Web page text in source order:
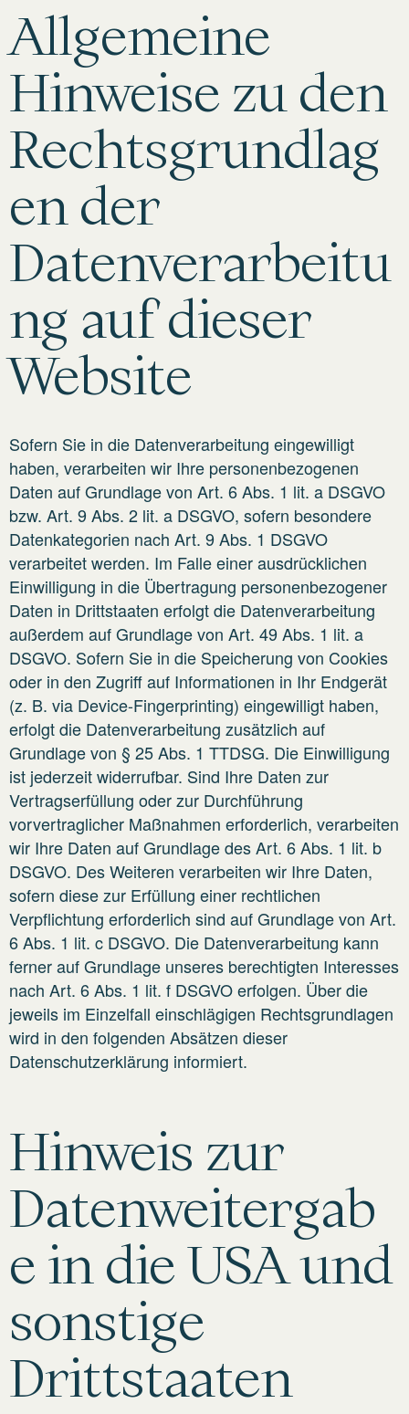
Allgemeine
Hinweise zu den
Rechtsgrundlag
en der
Datenverarbeitu
ng auf dieser
Website
Sofern Sie in die Datenverarbeitung eingewilligt
haben, verarbeiten wir Ihre personenbezogenen
Daten auf Grundlage von Art. 6 Abs. 1 lit. a DSGVO
bzw. Art. 9 Abs. 2 lit. a DSGVO, sofern besondere
Datenkategorien nach Art. 9 Abs. 1 DSGVO
verarbeitet werden. Im Falle einer ausdrücklichen
Einwilligung in die Übertragung personenbezogener
Daten in Drittstaaten erfolgt die Datenverarbeitung
außerdem auf Grundlage von Art. 49 Abs. 1 lit. a
DSGVO. Sofern Sie in die Speicherung von Cookies
oder in den Zugriff auf Informationen in Ihr Endgerät
(z. B. via Device-Fingerprinting) eingewilligt haben,
erfolgt die Datenverarbeitung zusätzlich auf
Grundlage von § 25 Abs. 1 TTDSG. Die Einwilligung
ist jederzeit widerrufbar. Sind Ihre Daten zur
Vertragserfüllung oder zur Durchführung
vorvertraglicher Maßnahmen erforderlich, verarbeiten
wir Ihre Daten auf Grundlage des Art. 6 Abs. 1 lit. b
DSGVO. Des Weiteren verarbeiten wir Ihre Daten,
sofern diese zur Erfüllung einer rechtlichen
Verpflichtung erforderlich sind auf Grundlage von Art.
6 Abs. 1 lit. c DSGVO. Die Datenverarbeitung kann
ferner auf Grundlage unseres berechtigten Interesses
nach Art. 6 Abs. 1 lit. f DSGVO erfolgen. Über die
jeweils im Einzelfall einschlägigen Rechtsgrundlagen
wird in den folgenden Absätzen dieser
Datenschutzerklärung informiert.
Hinweis zur
Datenweitergab
e in die USA und
sonstige
Drittstaaten